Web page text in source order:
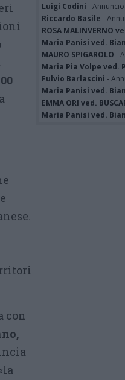
con
Luigi Codini -
Riccardo Basile -
ROSA MALINVERNO
Maria Panisi ved.
MAURO SPIGAROLO -
Maria Pia Volpe ved.
Fulvio Barlascini -
Maria Panisi ved.
EMMA ORI ved.
Maria Panisi ved.